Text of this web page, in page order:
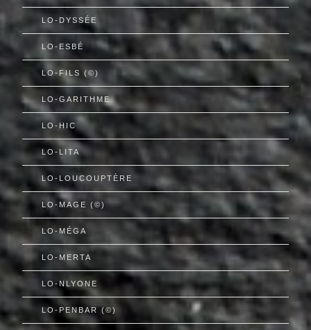
LO-DYSSÉE
LO-ESBÉ
LO-FILS (©)
LO-GARITHME
LO-HIC
LO-LITA
LO-LOUCOUPTÈRE
LO-MAGE (©)
LO-MÉGA
LO-MERTA
LO-NLYONE
LO-PENBAR (©)